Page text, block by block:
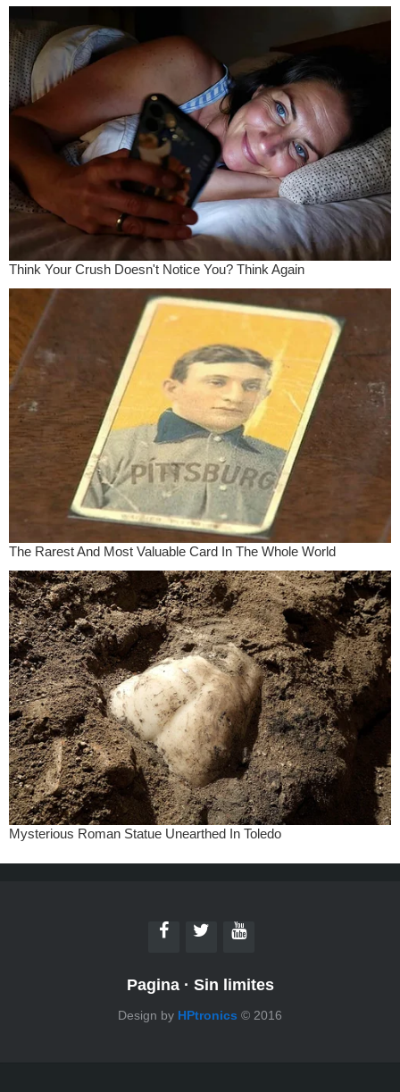
Pagina· Sin limites
Design by HPtronics © 2016